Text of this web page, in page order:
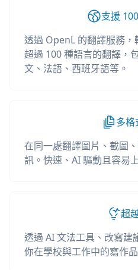
支援
透過 OpenL 的翻譯服務
超過 100 種語言的翻譯，
文、法語、西班牙語等。
多格
在同一處翻譯圖片、截圖
訊。快速、AI 驅動且容易
超
透過 AI 文法工具、改寫建
你在學校與工作中的寫作品